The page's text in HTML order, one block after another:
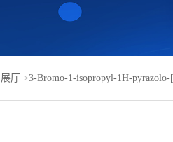
厅 >3-Bromo-1-isopropyl-1H-